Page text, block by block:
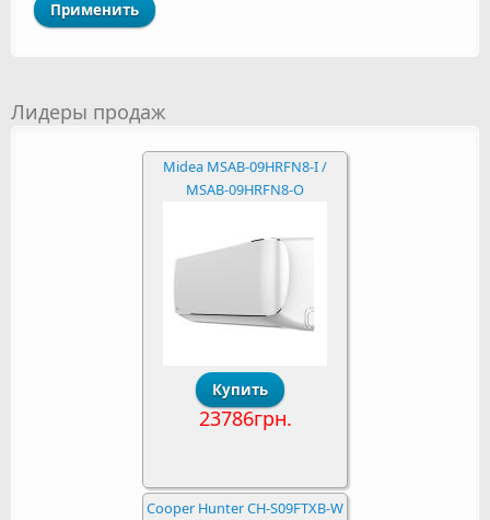
Лидеры продаж
Midea MSAB-09HRFN8-I /
MSAB-09HRFN8-O
23786грн.
Cooper Hunter CH-S09FTXB-W